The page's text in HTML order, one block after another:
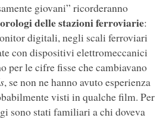
giovani” ricorderanno
delle stazioni ferroviarie:
digitali, negli scali ferroviari
con dispositivi elettromeccanici
per le cifre fisse che cambiavano
, se non ne hanno avuto esperienza
visti in qualche film. Per
sono stati familiari a chi doveva